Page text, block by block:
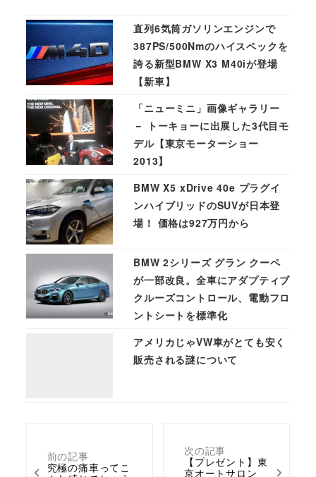
前の記事
究極の痛車ってこ
次の記事
【プレゼント】東
京オートサロン
直列6気筒ガソリンエンジンで
387PS/500Nmのハイスペックを
誇る新型BMW X3 M40iが登場
【新車】
「ニューミニ」画像ギャラリー
－ トーキョーに出展した3代目モ
デル【東京モーターショー
2013】
BMW X5 xDrive 40e プラグイ
ンハイブリッドのSUVが日本登
場！ 価格は927万円から
BMW 2シリーズ グラン クーペ
が一部改良。全車にアダプティブ
クルーズコントロール、電動フロ
ントシートを標準化
アメリカじゃVW車がとても安く
販売される謎について